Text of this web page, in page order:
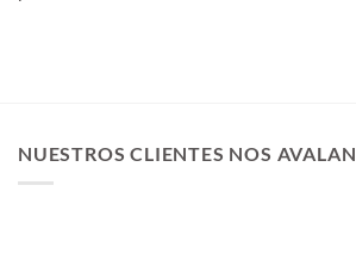
NUESTROS CLIENTES NOS AVALAN